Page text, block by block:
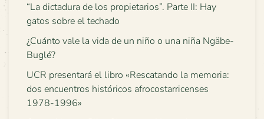
“La dictadura de los propietarios”. Parte II: Hay
gatos sobre el techado
¿Cuánto vale la vida de un niño o una niña Ngäbe-
Buglé?
UCR presentará el libro «Rescatando la memoria:
dos encuentros históricos afrocostarricenses
1978-1996»